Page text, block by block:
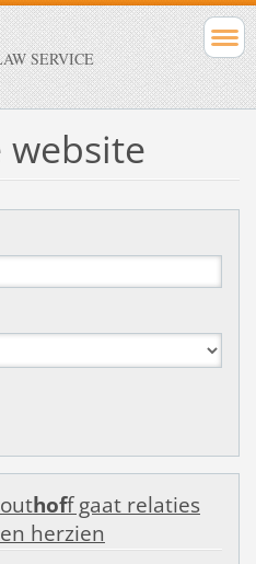
SERVICE
website
hoff gaat relaties
herzien